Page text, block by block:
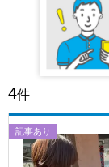
4件
記事あり